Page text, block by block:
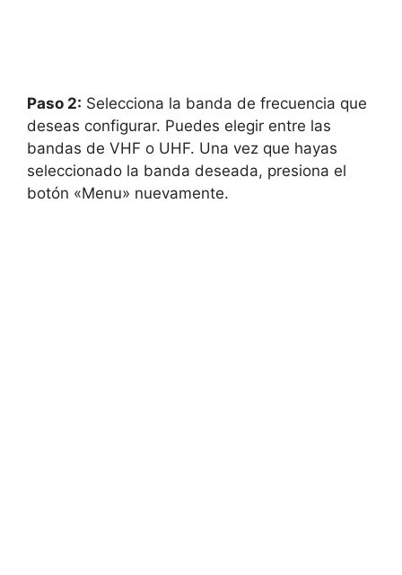
Paso 2: Selecciona la banda de frecuencia que
deseas configurar. Puedes elegir entre las
bandas de VHF o UHF. Una vez que hayas
seleccionado la banda deseada, presiona el
botón «Menu» nuevamente.